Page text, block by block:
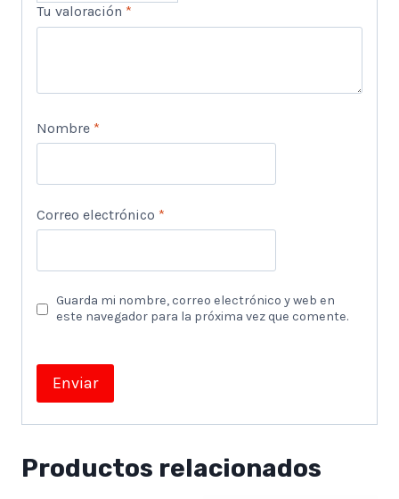
Tu valoración *
Nombre *
Correo electrónico *
Guarda mi nombre, correo electrónico y web en
este navegador para la próxima vez que comente.
Productos relacionados